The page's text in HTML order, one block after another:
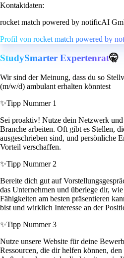
Kontaktdaten:
rocket match powered by notificAI
Profil von rocket match powered by
StudySmarter Expertenrat🤫
Wir sind der Meinung, dass du so
(m/w/d) ambulant erhalten könntest
✨Tipp Nummer 1
Sei proaktiv! Nutze dein Netzwerk
Branche arbeiten. Oft gibt es Stellen,
ausgeschrieben sind, und persönliche
Vorteil verschaffen.
✨Tipp Nummer 2
Bereite dich gut auf
das Unternehmen und überlege dir,
Fähigkeiten am besten präsentieren
bist und wirklich Interesse an der
✨Tipp Nummer 3
Nutze unsere Website für deine
Ressourcen, die dir helfen können,